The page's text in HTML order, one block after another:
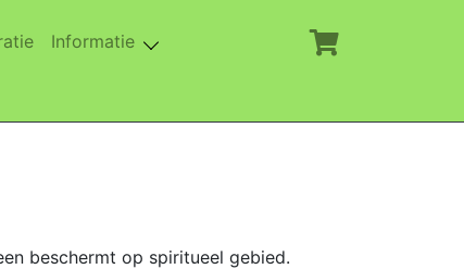
(current)
Informatie
beschermt op spiritueel gebied.